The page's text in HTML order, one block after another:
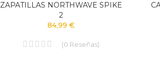
ZAPATILLAS NORTHWAVE SPIKE
2
84,99 €
(0 Reseñas)